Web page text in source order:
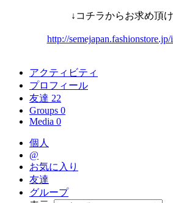
↓コチラからお求め頂け
http://
アクティビティ
プロフィール
友達 22
Groups 0
Media 0
個人
@
お気に入り
友達
グループ